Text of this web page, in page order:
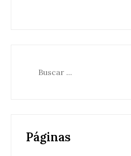
Páginas